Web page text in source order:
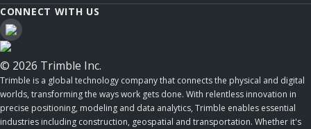
CONNECT WITH US
© 2026 Trimble Inc.
Trimble is a global technology company that connects the physical and digital
worlds, transforming the ways work gets done. With relentless innovation in
precise positioning, modeling and data analytics, Trimble enables essential
industries including construction, geospatial and transportation. Whether it's